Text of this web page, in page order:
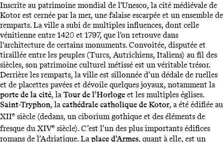
Inscrite au patrimoine mondial de l'Unesco, la cité médiévale de
Kotor est cernée par la mer, une falaise escarpée et un ensemble de
remparts. La ville a subi de multiples influences, dont celle
vénitienne entre 1420 et 1797, que l'on retrouve dans
l'architecture de certains monuments. Convoitée, disputée et
tiraillée entre les peuples (Turcs, Autrichiens, Italiens) au fil des
siècles, son patrimoine culturel métissé est un véritable trésor.
Derrière les remparts, la ville est sillonnée d’un dédale de ruelles
et de placettes pavées et dévoile quelques joyaux, notamment la
porte de la cité, laTour de l’Horloge et les multiples églises.
Saint-Tryphon, lacathédrale catholique de Kotor, a été édifiée au
XIIe siècle (dedans, un ciborium gothique et des éléments de
fresque du XIVe siècle). C’est l’un des plus importants édifices
romans de l’Adriatique. La place d’Armes, quant à elle, est un